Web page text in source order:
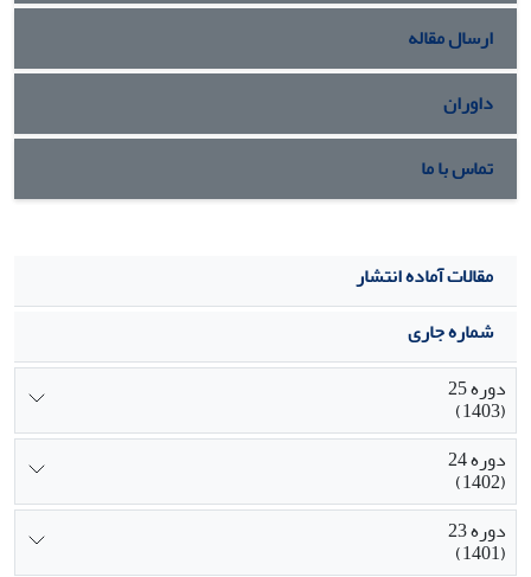
است.
ارسال مقاله
داوران
تماس با ما
مقالات آماده انتشار
شماره جاری
دوره 25
(1403)
دوره 24
(1402)
دوره 23
(1401)